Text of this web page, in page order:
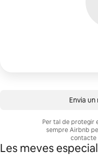
Envia
Per tal de protegir
sempre Airbnb
contacte
Les meves